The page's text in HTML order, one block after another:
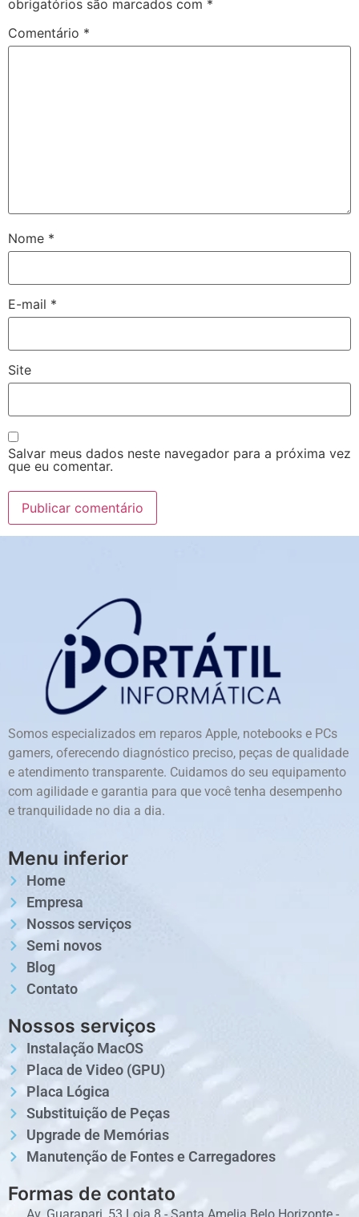
obrigatórios são marcados com *
Comentário *
Nome *
E-mail *
Site
Salvar meus dados neste navegador para a próxima vez
que eu comentar.
Somos especializados em reparos Apple, notebooks e PCs
gamers, oferecendo diagnóstico preciso, peças de qualidade
e atendimento transparente. Cuidamos do seu equipamento
com agilidade e garantia para que você tenha desempenho
e tranquilidade no dia a dia.
Menu inferior
Home
Empresa
Nossos serviços
Semi novos
Blog
Contato
Nossos serviços
Instalação MacOS
Placa de Video (GPU)
Placa Lógica
Substituição de Peças
Upgrade de Memórias
Manutenção de Fontes e Carregadores
Formas de contato